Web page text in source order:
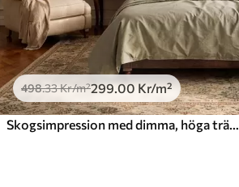
498.33Kr/m²299.00 Kr/m²